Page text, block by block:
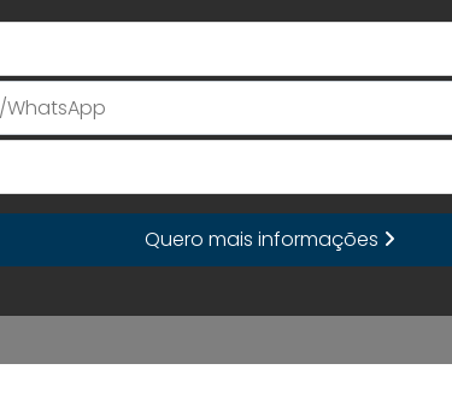
Quero mais informações